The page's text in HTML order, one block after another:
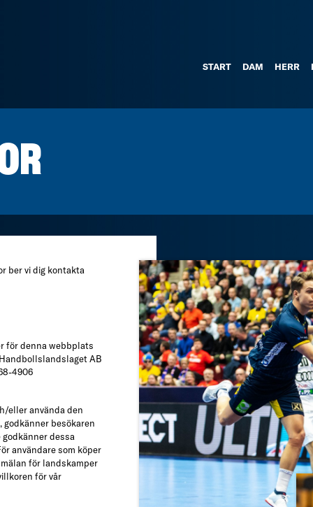
START DAM HERR
ber vi dig kontakta
för denna webbplats
AB
4906
eller använda den
besökaren
dessa
användare som köper
för landskamper
för vår